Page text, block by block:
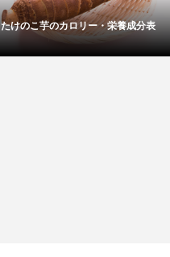
たけのこ芋のカロリー・栄養成分表